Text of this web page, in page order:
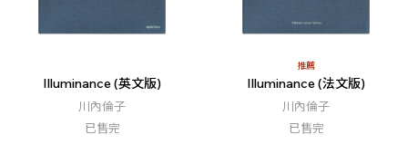
Illuminance (英文版)
川內倫子
已售完
推薦
Illuminance (法文版)
川內倫子
已售完